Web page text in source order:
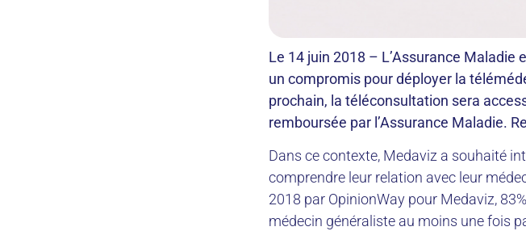
Le 14 juin 2018 – L’Assurance
un compromis pour déployer la
prochain, la téléconsultation sera
remboursée par l’Assurance Maladie.
Dans ce contexte, Medaviz a souhaité
comprendre leur relation avec leur
2018 par OpinionWay pour Medaviz,
médecin généraliste au moins une fois